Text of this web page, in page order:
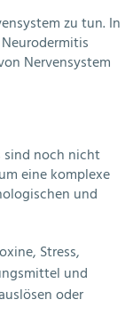
zu tun. In
Nervensystem
sind noch nicht
eine komplexe
und
Stress,
und
oder